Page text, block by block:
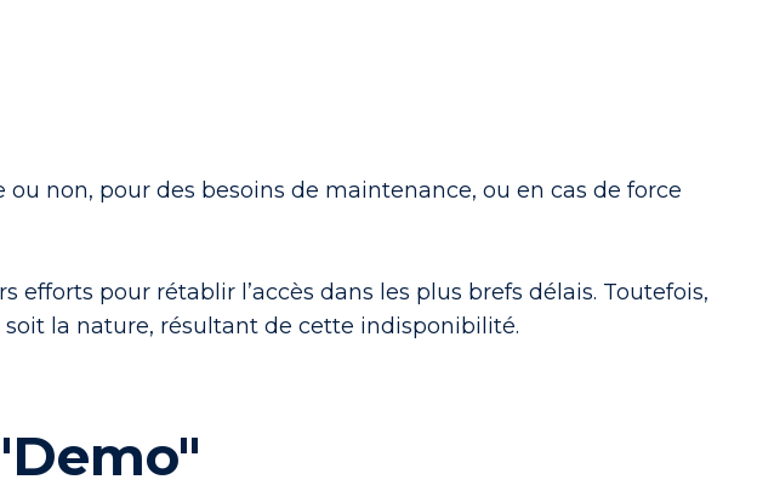
non, pour des besoins de maintenance, ou en cas de force
efforts pour rétablir l’accès dans les plus brefs délais. Toutefois,
la nature, résultant de cette indisponibilité.